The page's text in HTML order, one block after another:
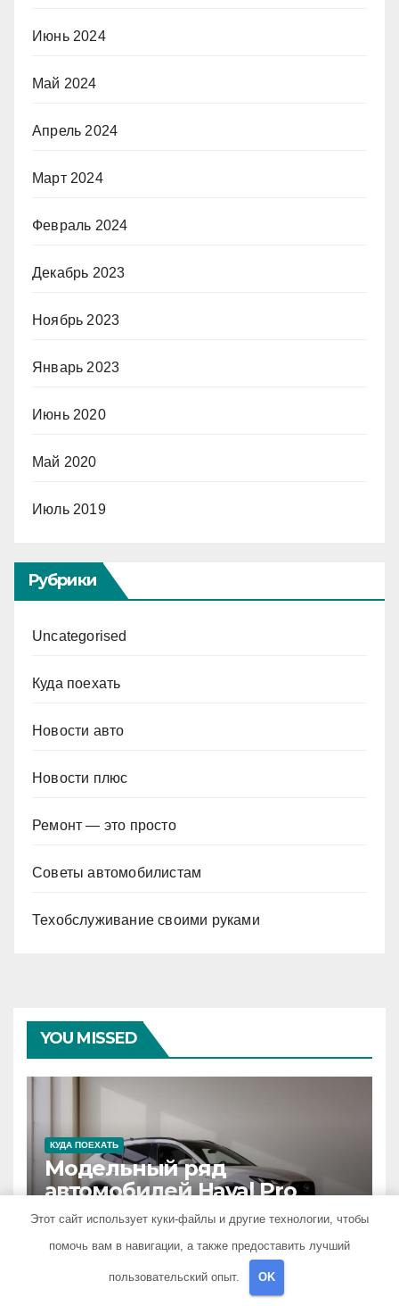
Июнь 2024
Май 2024
Апрель 2024
Март 2024
Февраль 2024
Декабрь 2023
Ноябрь 2023
Январь 2023
Июнь 2020
Май 2020
Июль 2019
Рубрики
Uncategorised
Куда поехать
Новости авто
Новости плюс
Ремонт — это просто
Советы автомобилистам
Техобслуживание своими руками
YOU MISSED
КУДА ПОЕХАТЬ
Модельный ряд
автомобилей Haval Pro
30 ИЮЛЯ 2026 SIB_ECOMETAL
Этот сайт использует куки-файлы и другие технологии, чтобы
помочь вам в навигации, а также предоставить лучший
пользовательский опыт. OK